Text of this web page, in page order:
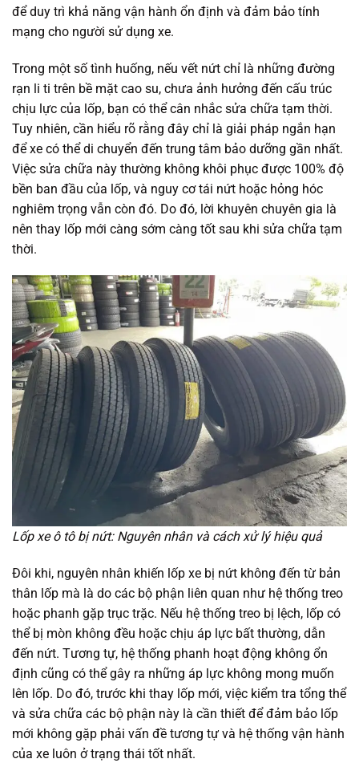
để duy trì khả năng vận hành ổn định và đảm bảo tính
mạng cho người sử dụng xe.
Trong một số tình huống, nếu vết nứt chỉ là những đường
rạn li ti trên bề mặt cao su, chưa ảnh hưởng đến cấu trúc
chịu lực của lốp, bạn có thể cân nhắc sửa chữa tạm thời.
Tuy nhiên, cần hiểu rõ rằng đây chỉ là giải pháp ngắn hạn
để xe có thể di chuyển đến trung tâm bảo dưỡng gần nhất.
Việc sửa chữa này thường không khôi phục được 100% độ
bền ban đầu của lốp, và nguy cơ tái nứt hoặc hỏng hóc
nghiêm trọng vẫn còn đó. Do đó, lời khuyên chuyên gia là
nên thay lốp mới càng sớm càng tốt sau khi sửa chữa tạm
thời.
Lốp xe ô tô bị nứt: Nguyên nhân và cách xử lý hiệu quả
Đôi khi, nguyên nhân khiến lốp xe bị nứt không đến từ bản
thân lốp mà là do các bộ phận liên quan như hệ thống treo
hoặc phanh gặp trục trặc. Nếu hệ thống treo bị lệch, lốp có
thể bị mòn không đều hoặc chịu áp lực bất thường, dẫn
đến nứt. Tương tự, hệ thống phanh hoạt động không ổn
định cũng có thể gây ra những áp lực không mong muốn
lên lốp. Do đó, trước khi thay lốp mới, việc kiểm tra tổng thể
và sửa chữa các bộ phận này là cần thiết để đảm bảo lốp
mới không gặp phải vấn đề tương tự và hệ thống vận hành
của xe luôn ở trạng thái tốt nhất.